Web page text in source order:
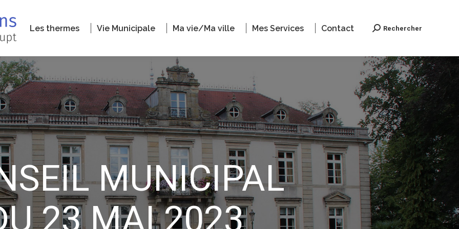
Les thermes Vie Municipale Ma vie/Ma ville Mes Services Contact Recherche
Rechercher
MUNICIPAL
23 MAI 2023